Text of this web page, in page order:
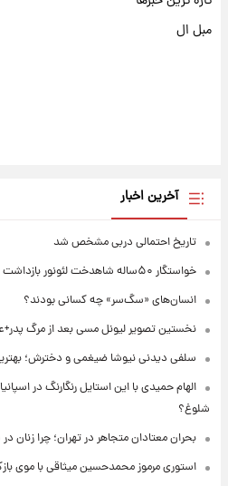
مبل ال
آخرین اخبار
تاریخ احتمالی دربی مشخص شد
خواستگار ۵۰ساله شاهدخت لئونور بازداشت شد
انسان‌های «سگ‌سر» چه کسانی بودند؟
نخستین تصویر لیونل مسی بعد از مرگ
سلفی دیدنی نیوشا ضیغمی و دخترش؛
الهام حمیدی با این استایل رنگارنگ در
شلوغ؟
بحران معتادان متجاهر در تهران؛ چرا زنان
استوری مرموز محمدحسین میثاقی با موی